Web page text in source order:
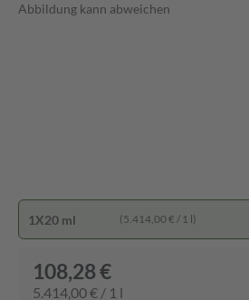
Abbildung kann abweichen
1X20 ml (5.414,00 € / 1 l)
108,28 €
5.414,00 € / 1 l